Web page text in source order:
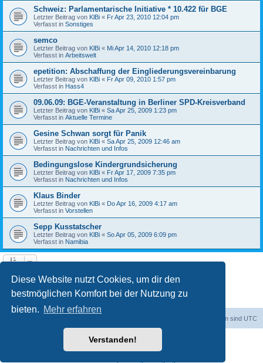
Diese Website nutzt Cookies, um dir den
bestmöglichen Komfort bei der Nutzung zu
bieten. Mehr erfahren
Verstanden!
Schweiz: Parlamentarische Initiative * 10.422 für BGE
Letzter Beitrag von KlBi « Fr Apr 23, 2010 12:04 pm
Verfasst in Sonstiges
semco
Letzter Beitrag von KlBi « Mi Apr 14, 2010 12:18 pm
Verfasst in Arbeitswelt
epetition: Abschaffung der Eingliederungsvereinbarung
Letzter Beitrag von KlBi « Fr Apr 09, 2010 1:57 pm
Verfasst in Hass4
09.06.09: BGE-Veranstaltung in Berliner SPD-Kreisverband
Letzter Beitrag von KlBi « Sa Apr 25, 2009 1:23 pm
Verfasst in Aktuelle Termine
Gesine Schwan sorgt für Panik
Letzter Beitrag von KlBi « Sa Apr 25, 2009 12:46 am
Verfasst in Nachrichten und Infos
Bedingungslose Kindergrundsicherung
Letzter Beitrag von KlBi « Fr Apr 17, 2009 7:35 pm
Verfasst in Nachrichten und Infos
Klaus Binder
Letzter Beitrag von KlBi « Do Apr 16, 2009 4:17 am
Verfasst in Vorstellen
Sepp Kusstatscher
Letzter Beitrag von KlBi « So Apr 05, 2009 6:09 pm
Verfasst in Namibia
Die Suche ergab 103 Treffer 1 2 3
Alle Zeiten sind UTC
Powered byphpBB® Forum Software © phpBB Limited
phpBB.de